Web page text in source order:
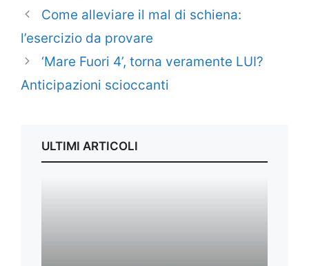
Come alleviare il mal di schiena:
l’esercizio da provare
‘Mare Fuori 4’, torna veramente LUI?
Anticipazioni scioccanti
ULTIMI ARTICOLI